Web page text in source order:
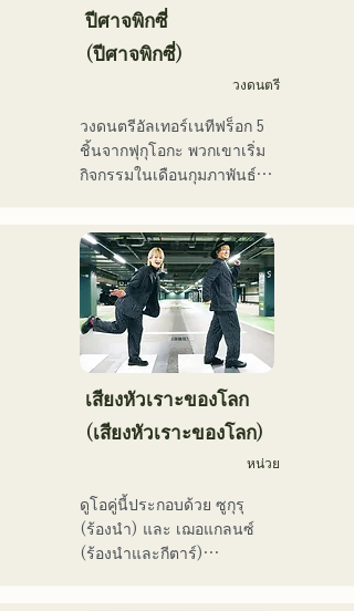
งานของเธอเองแล้ว เธอยัง
อาชีพ เช่น พิธีกรรายการวิทยุ
ทรงพลังและความสามารถใน
การร้องเพลงอันโดดเด่น เธอ
คือนักร้องนักแต่งเพลงที่จะ
จากหลากหลายรุ่น บุคลิก
เฉพาะตัวของสมาชิกแต่ละ
คนถูกนำมาใช้ประกอบดนตรี
และเสียงดนตรีที่นุ่มนวลและ
ปัจจุบันพวกเขาแสดงดนตรี
สดตามสถานที่จัดงานและ
กิจกรรมกลางแจ้ง โดยส่วน
โพสต์และสตรีมวิดีโอบนโซ
เชียลมีเดียอย่างต่อเนื่อง
ปีศาจพิกซี่
(ปีศาจพิกซี่)
วงดนตรี
วงดนตรีอัลเทอร์เนทีฟร็อก 5
ชิ้นจากฟุกุโอกะ พวกเขาเริ่ม
กิจกรรมในเดือนกุมภาพันธ์
จังหวัดฟุกุโอกะ ด้วยเนื้อเพลง
ที่สะท้อนความเหงาและความ
ขัดแย้ง และท่วงทำนองกีตาร์
ที่ติดหู พวกเขามุ่งหวังที่จะ
สร้างเสียงเพลงที่จะประทับอยู่
ในใจของผู้ฟัง
เสียงหัวเราะของโลก
(เสียงหัวเราะของโลก)
หน่วย
ดูโอคู่นี้ประกอบด้วย ซูกุรุ
(ร้องนำ) และ เฌอแกลนซ์
(ร้องนำและกีตาร์)